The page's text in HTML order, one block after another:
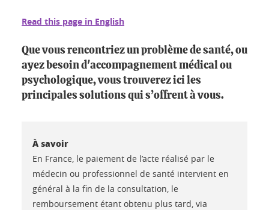
Read this page in English
Que vous rencontriez un problème de santé, ou
ayez besoin d'accompagnement médical ou
psychologique, vous trouverez ici les
principales solutions qui s’offrent à vous.
À savoir
En France, le paiement de l’acte réalisé par le
médecin ou professionnel de santé intervient en
général à la fin de la consultation, le
remboursement étant obtenu plus tard, via